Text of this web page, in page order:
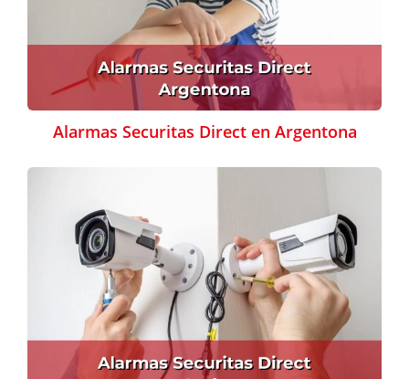
Alarmas Securitas Direct en Argentona